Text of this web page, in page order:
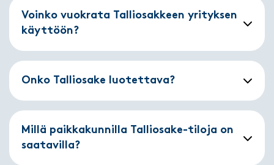
Voinko vuokrata Talliosakkeen yrityksen
käyttöön?
Onko Talliosake luotettava?
Millä paikkakunnilla Talliosake-tiloja on
saatavilla?